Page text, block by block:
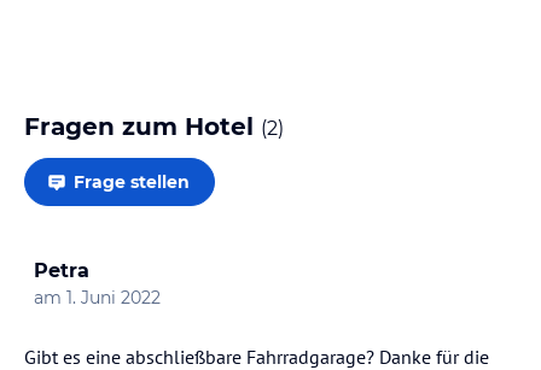
Fragen zum Hotel (2)
Frage stellen
Petra
am 1. Juni 2022
Gibt es eine abschließbare Fahrradgarage? Danke für die